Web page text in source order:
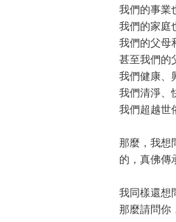
我們的事業
我們的家庭
我們的父母
甚至我們的
我們健康、
我們清淨、
我們超越世
那麼，我想
的，真佛傳
我同樣還想
那麼請問你